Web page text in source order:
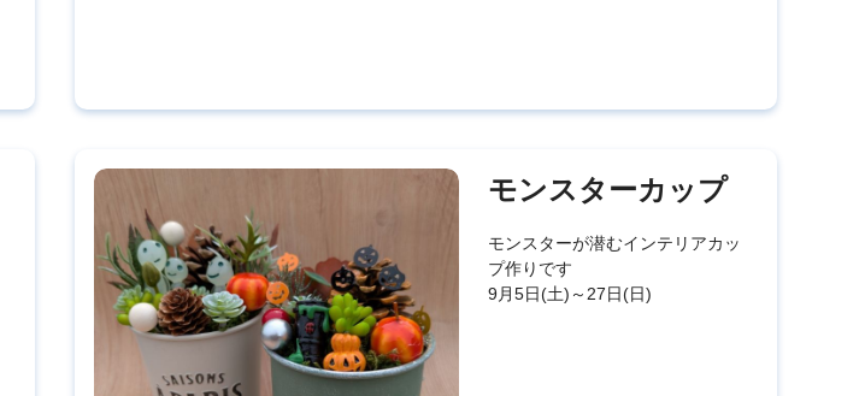
モンスターカップ
モンスターが潜むインテリアカッ
プ作りです
9月5日(土)～27日(日)